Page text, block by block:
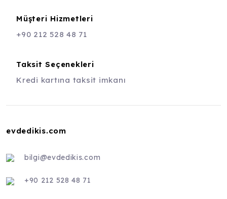
Müşteri Hizmetleri
+90 212 528 48 71
Taksit Seçenekleri
Kredi kartına taksit imkanı
evdedikis.com
bilgi@evdedikis.com
+90 212 528 48 71